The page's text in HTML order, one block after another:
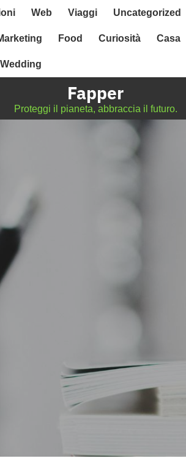
Web Viaggi Uncategorized
Food Curiosità Casa
Wedding
Fapper
Proteggi il pianeta, abbraccia il futuro.